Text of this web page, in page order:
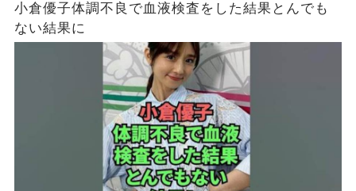
小倉優子体調不良で血液検査をした結果とんでも
ない結果に